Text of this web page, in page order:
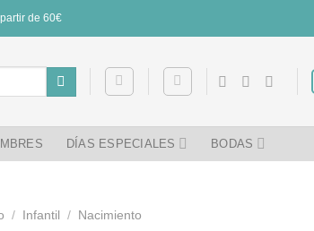
de 60€
DÍAS ESPECIALES BODAS
/ Infantil / Nacimiento